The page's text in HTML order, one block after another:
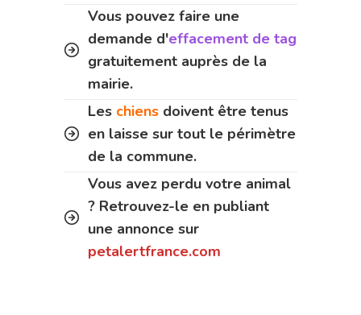
Vous pouvez faire une
demande d'effacement de tag
gratuitement auprès de la
mairie.
Les chiens doivent être tenus
en laisse sur tout le périmètre
de la commune.
Vous avez perdu votre animal
? Retrouvez-le en publiant
une annonce sur
petalertfrance.com